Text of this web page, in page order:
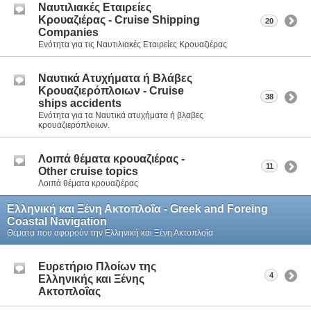
Nαυτιλιακές Eταιρείες
Κρουαζιέρας - Cruise Shipping
Companies
Ενότητα για τις Ναυτιλιακές Εταιρείες Κρουαζιέρας
20
Ναυτικά Ατυχήματα ή Βλάβες
Κρουαζιερόπλοιων - Cruise
ships accidents
Ενότητα για τα Ναυτικά ατυχήματα ή βλαβες
κρουαζιερόπλοιων.
38
Λοιπά θέματα κρουαζιέρας -
Other cruise topics
Λοιπά θέματα κρουαζιέρας
11
Ελληνική και Ξένη Ακτοπλοΐα - Greek and Foreing
Coastal Navigation
Θέματα που αφορούν την Ελληνική και Ξένη Ακτοπλοΐα
Ευρετήριο Πλοίων της
Ελληνικής και Ξένης
Ακτοπλοΐας
4